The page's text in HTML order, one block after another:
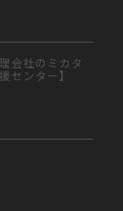
会社のミカタ
センター】